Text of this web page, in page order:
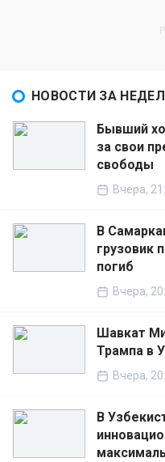
НОВОСТИ ЗА
Бывший
за свои
свободы
Вчера,
В
грузовик
погиб
Вчера,
Шавкат
Трампа в
Вчера,
В